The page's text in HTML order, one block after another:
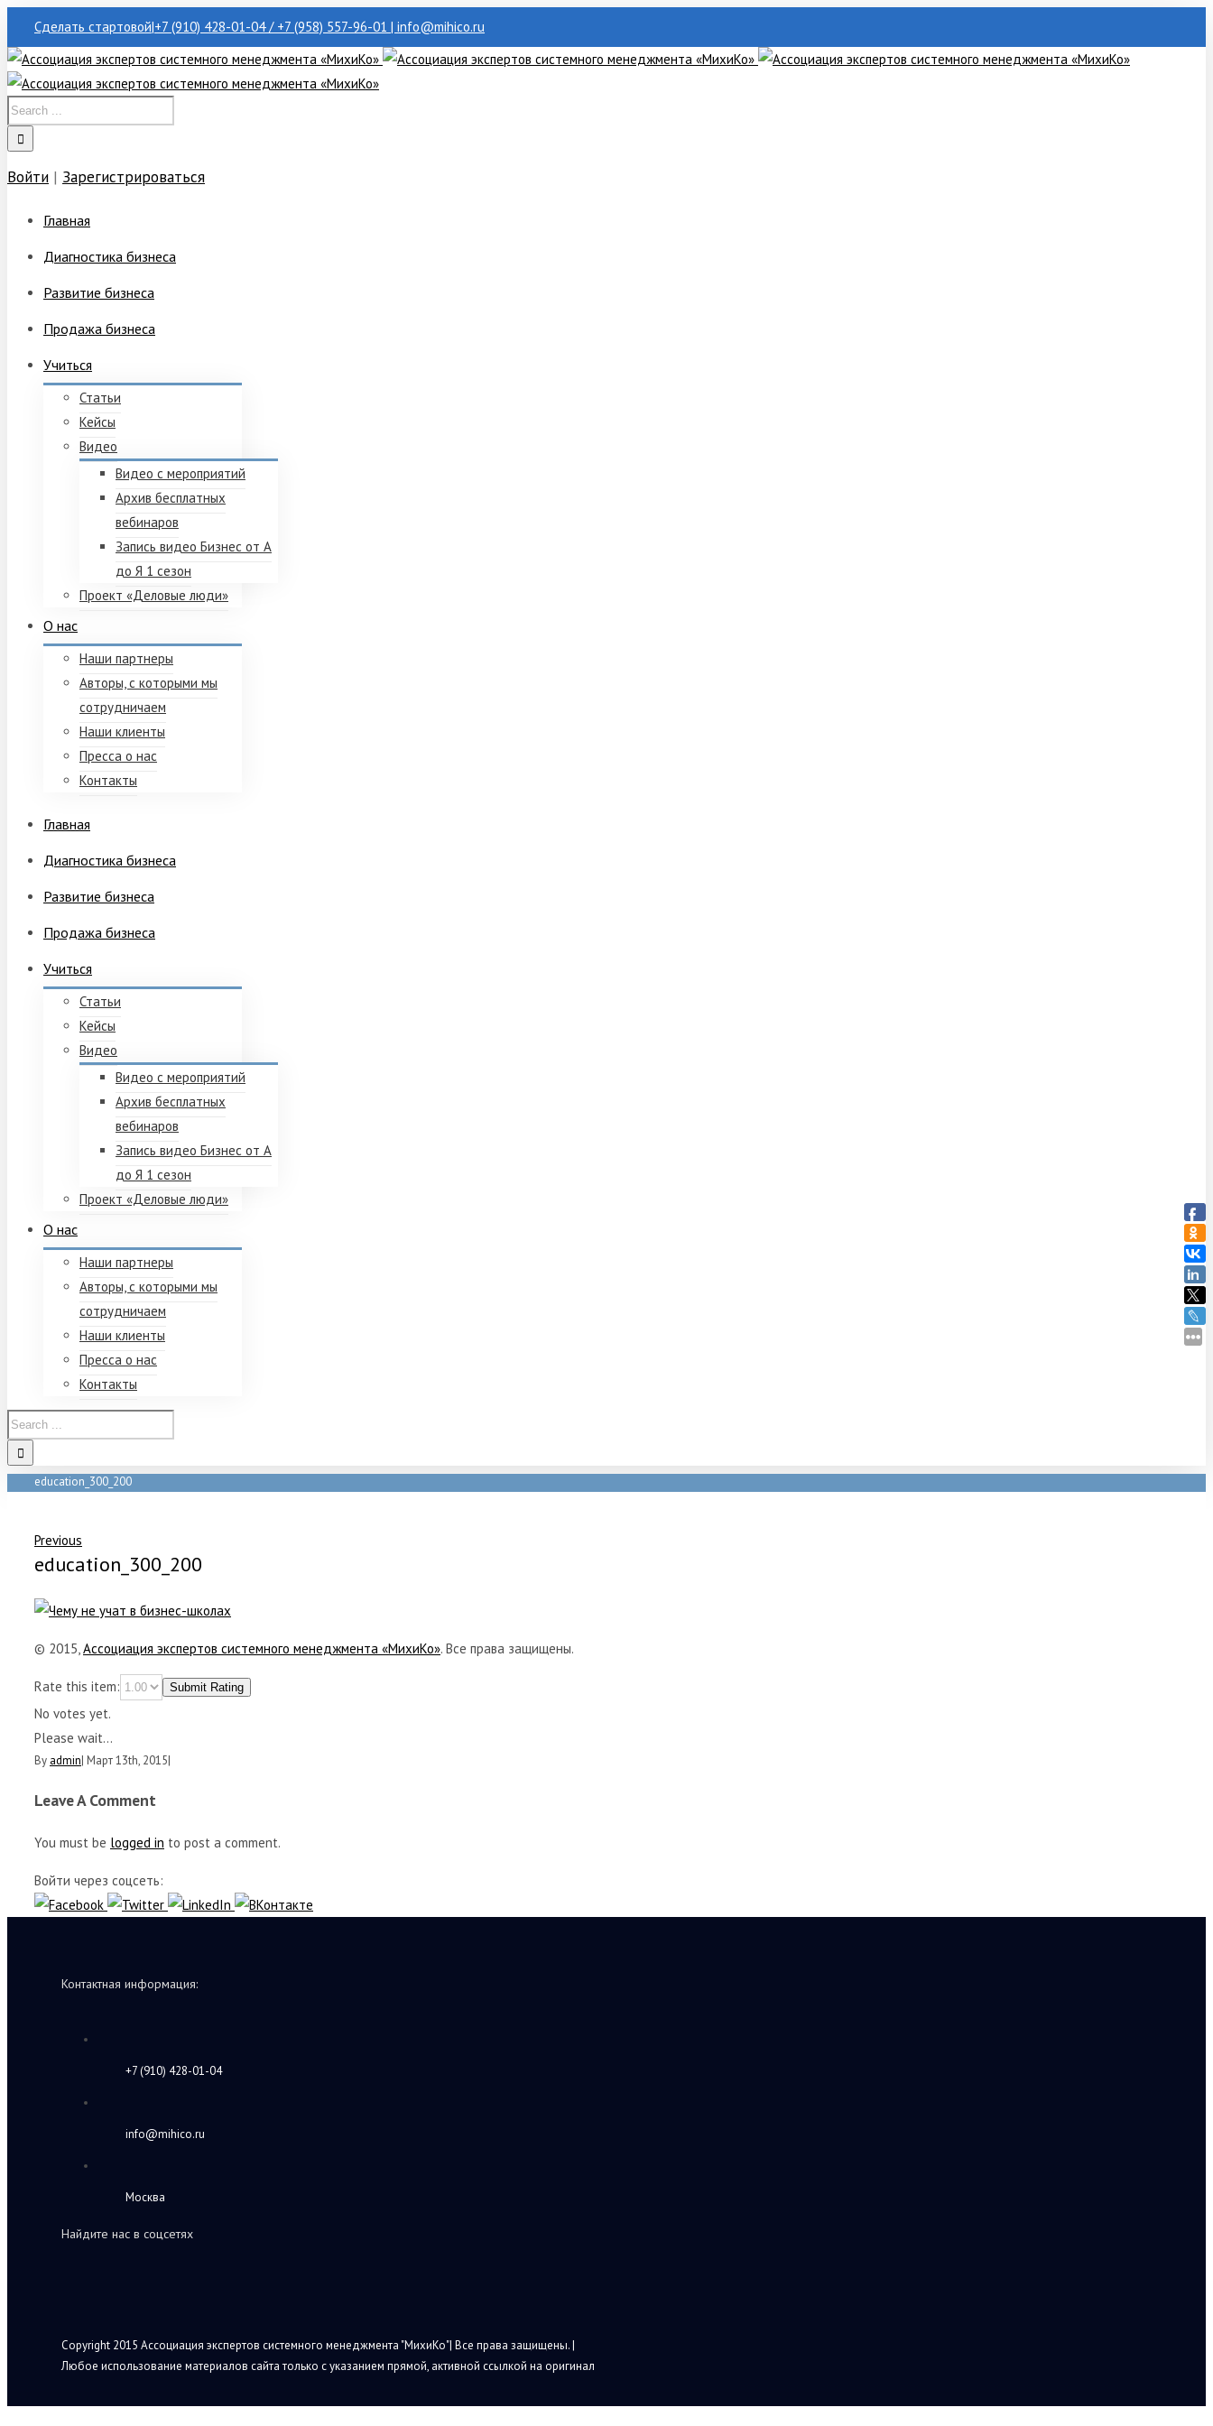
Сделать стартовой|+7 (910) 428-01-04 / +7 (958) 557-96-01 | info@mihico.ru
Войти | Зарегистрироваться
Главная
Диагностика бизнеса
Развитие бизнеса
Продажа бизнеса
Учиться
Статьи
Кейсы
Видео
Видео с мероприятий
Архив бесплатных
вебинаров
Запись видео Бизнес от А
до Я 1 сезон
Проект «Деловые люди»
О нас
Наши партнеры
Авторы, с которыми мы
сотрудничаем
Наши клиенты
Пресса о нас
Контакты
Главная
Диагностика бизнеса
Развитие бизнеса
Продажа бизнеса
Учиться
Статьи
Кейсы
Видео
Видео с мероприятий
Архив бесплатных
вебинаров
Запись видео Бизнес от А
до Я 1 сезон
Проект «Деловые люди»
О нас
Наши партнеры
Авторы, с которыми мы
сотрудничаем
Наши клиенты
Пресса о нас
Контакты
education_300_200
Previous
education_300_200
© 2015,Ассоциация экспертов системного менеджмента «МихиКо». Все права защищены.
Rate this item: Submit Rating
No votes yet.
Please wait...
By admin| Март 13th, 2015|
Leave A Comment
You must be logged in to post a comment.
Войти через соцсеть:
Контактная информация:
+7 (910) 428-01-04
info@mihico.ru
Москва
Найдите нас в соцсетях
Copyright 2015 Ассоциация экспертов системного менеджмента "МихиКо"| Все права защищены. |
Любое использование материалов сайта только с указанием прямой, активной ссылкой на оригинал